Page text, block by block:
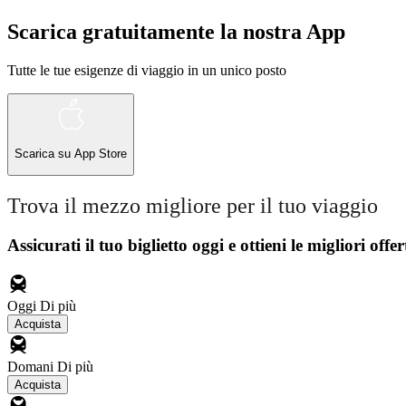
Scarica gratuitamente la nostra App
Tutte le tue esigenze di viaggio in un unico posto
Scarica su App Store
Trova il mezzo migliore per il tuo viaggio
Assicurati il ​​tuo biglietto oggi e ottieni le migliori
Oggi Di più
Acquista
Domani Di più
Acquista